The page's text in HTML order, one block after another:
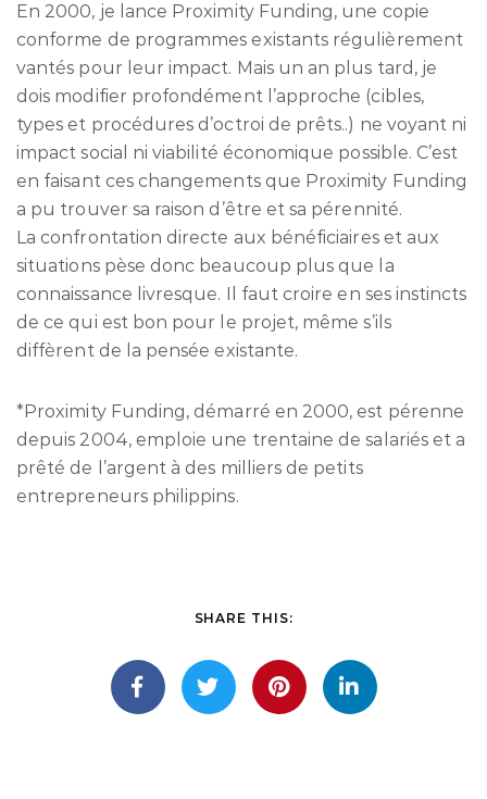
En 2000, je lance Proximity Funding, une copie
conforme de programmes existants régulièrement
vantés pour leur impact. Mais un an plus tard, je
dois modifier profondément l’approche (cibles,
types et procédures d’octroi de prêts..) ne voyant ni
impact social ni viabilité économique possible. C’est
en faisant ces changements que Proximity Funding
a pu trouver sa raison d’être et sa pérennité.
La confrontation directe aux bénéficiaires et aux
situations pèse donc beaucoup plus que la
connaissance livresque. Il faut croire en ses instincts
de ce qui est bon pour le projet, même s’ils
diffèrent de la pensée existante.
*Proximity Funding, démarré en 2000, est pérenne
depuis 2004, emploie une trentaine de salariés et a
prêté de l’argent à des milliers de petits
entrepreneurs philippins.
SHARE THIS: